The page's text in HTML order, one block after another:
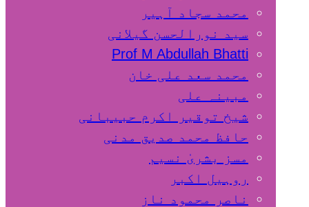
محمد سجاد آہیر
سید نورالحسن گیلانی
Prof M Abdullah Bhatti
محمد سعد علی خان
مبینہ علی
شیخ توقیر اکرم حبیبانی
حافظ محمد صدیق مدنی
مسز بشریٰ نسیم
روہیل اکبر
ناصر محمود ناز